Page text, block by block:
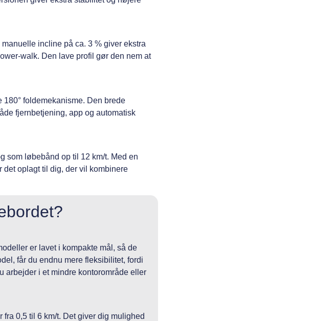
incline på ca. 3 % giver ekstra
walk. Den lave profil gør den nem at
foldemekanisme. Den brede
fjernbetjening, app og automatisk
som løbebånd op til 12 km/t. Med en
det oplagt til dig, der vil kombinere
er lavet i kompakte mål, så de
får du endnu mere fleksibilitet, fordi
arbejder i et mindre kontorområde eller
0,5 til 6 km/t. Det giver dig mulighed